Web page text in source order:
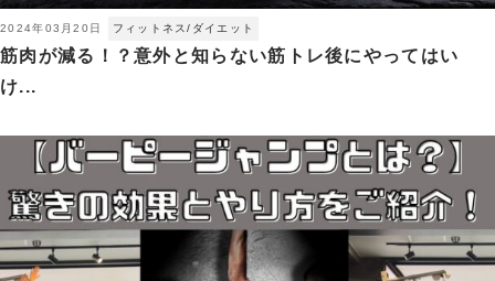
2024年03月20日 フィットネス/ダイエット
筋肉が減る！？意外と知らない筋トレ後にやってはい
け...